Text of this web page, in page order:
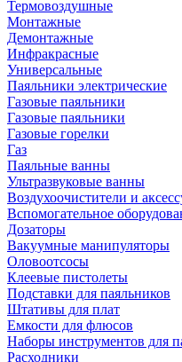
Термовоздушные
Монтажные
Демонтажные
Инфракрасные
Универсальные
Паяльники электрические
Газовые паяльники
Газовые паяльники
Газовые горелки
Газ
Паяльные ванны
Ультразвуковые ванны
Воздухоочистители и
Вспомогательное
Дозаторы
Вакуумные манипуляторы
Оловоотсосы
Клеевые пистолеты
Подставки для паяльников
Штативы для плат
Емкости для флюсов
Наборы инструментов для
Расходники